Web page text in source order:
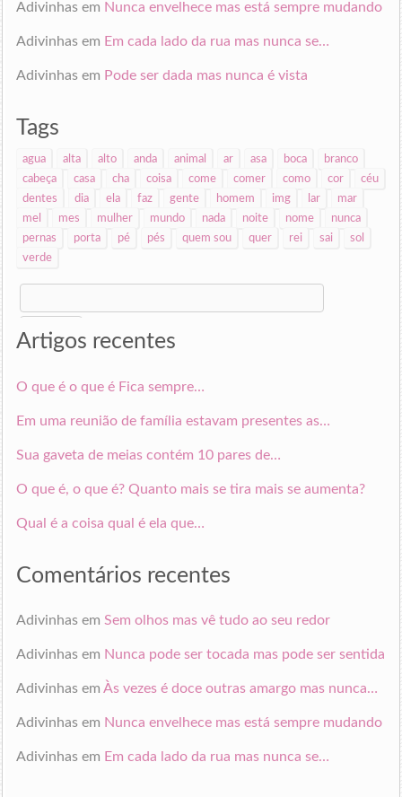
Adivinhasem Nunca envelhece mas está sempre mudando
Adivinhasem Em cada lado da rua mas nunca se…
Adivinhasem Pode ser dada mas nunca é vista
Tags
agua alta alto anda animal ar asa boca
branco
cabeça
casa cha coisa come comer como cor
céu
dentes
dia ela faz gente homem img lar
mar
mel
mes mulher mundo nada noite nome
nunca
pernas
porta pé pés quem sou quer rei sai
sol
verde
Search
for:
Artigos recentes
O que é o que é Fica sempre…
Em uma reunião de família estavam presentes as…
Sua gaveta de meias contém 10 pares de…
O que é, o que é? Quanto mais se tira mais se aumenta?
Qual é a coisa qual é ela que…
Comentários recentes
Adivinhasem Sem olhos mas vê tudo ao seu redor
Adivinhasem Nunca pode ser tocada mas pode ser sentida
Adivinhasem Às vezes é doce outras amargo mas nunca…
Adivinhasem Nunca envelhece mas está sempre mudando
Adivinhasem Em cada lado da rua mas nunca se…